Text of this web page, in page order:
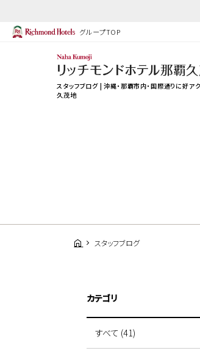
グループTOP
スタッフブログ | 沖縄・那覇市内・国際通りに好ア
久茂地
スタッフブログ
カテゴリ
すべて (41)